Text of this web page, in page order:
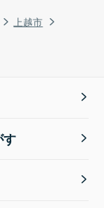
上越市
す